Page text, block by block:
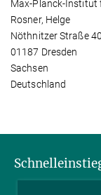
Max-Planck-Institut
Rosner, Helge
Nöthnitzer Straße 40
01187 Dresden
Sachsen
Deutschland